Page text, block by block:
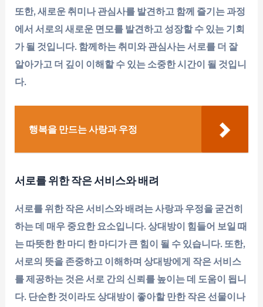
또한, 새로운 취미나 관심사를 발견하고 함께 즐기는 과정
에서 서로의 새로운 면모를 발견하고 성장할 수 있는 기회
가 될 것입니다. 함께하는 취미와 관심사는 서로를 더 잘
알아가고 더 깊이 이해할 수 있는 소중한 시간이 될 것입니
다.
행복을 만드는 사랑과 우정
서로를 위한 작은 서비스와 배려
서로를 위한 작은 서비스와 배려는 사랑과 우정을 굳건히
하는 데 매우 중요한 요소입니다. 상대방이 힘들어 보일 때
는 따뜻한 한 마디 한 마디가 큰 힘이 될 수 있습니다. 또한,
서로의 뜻을 존중하고 이해하며 상대방에게 작은 서비스
를 제공하는 것은 서로 간의 신뢰를 높이는 데 도움이 됩니
다. 단순한 것이라도 상대방이 좋아할 만한 작은 선물이나